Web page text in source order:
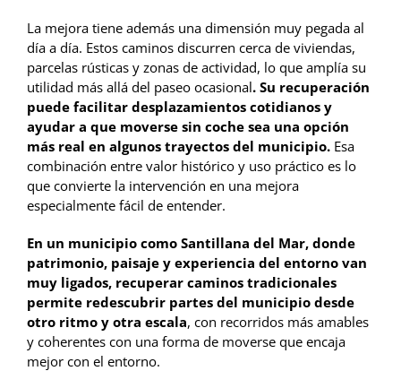
La mejora tiene además una dimensión muy pegada al
día a día. Estos caminos discurren cerca de viviendas,
parcelas rústicas y zonas de actividad, lo que amplía su
utilidad más allá del paseo ocasional. Su recuperación
puede facilitar desplazamientos cotidianos y
ayudar a que moverse sin coche sea una opción
más real en algunos trayectos del municipio. Esa
combinación entre valor histórico y uso práctico es lo
que convierte la intervención en una mejora
especialmente fácil de entender.
En un municipio como Santillana del Mar, donde
patrimonio, paisaje y experiencia del entorno van
muy ligados, recuperar caminos tradicionales
permite redescubrir partes del municipio desde
otro ritmo y otra escala, con recorridos más amables
y coherentes con una forma de moverse que encaja
mejor con el entorno.